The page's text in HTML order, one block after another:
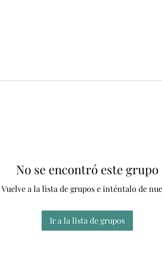
No se encontró este grupo
Vuelve a la lista de grupos e inténtalo de
Ir a la lista de grupos